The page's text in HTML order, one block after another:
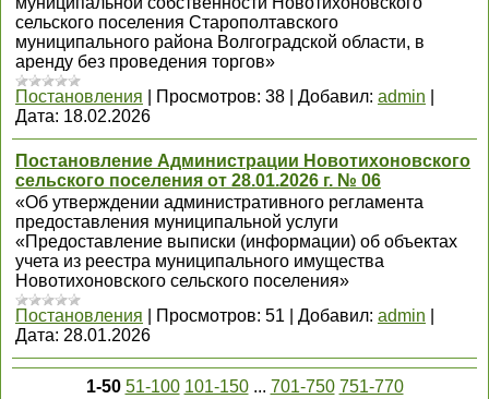
сельского поселения Старополтавского
муниципального района Волгоградской области, в
аренду без проведения торгов»
Постановления
Просмотров: 38 Добавил: admin
Дата: 18.02.2026
Постановление Администрации Новотихоновского
сельского поселения от 28.01.2026 г. № 06
«Об утверждении административного регламента
предоставления муниципальной услуги
«Предоставление выписки (информации) об объектах
учета из реестра муниципального имущества
Новотихоновского сельского поселения»
Постановления
Просмотров: 51 Добавил: admin
Дата: 28.01.2026
1-50 51-100 101-150 ... 701-750 751-770